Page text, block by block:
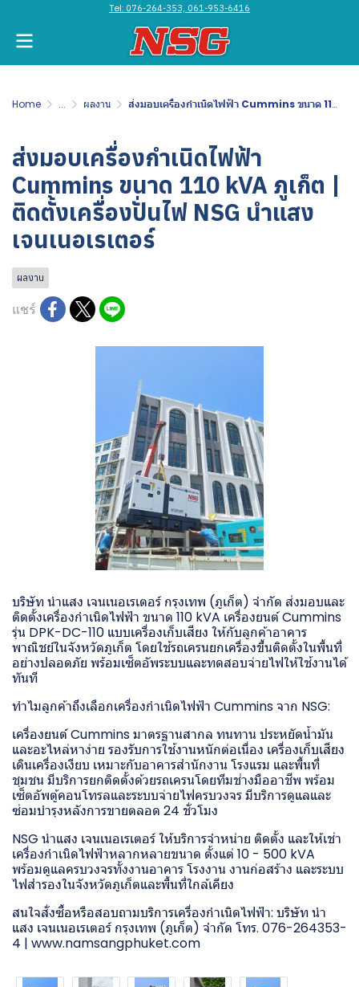
Tel: 076-264-353, 061-953-6416
Home ... ผลงาน ส่งมอบเครื่องกำเนิดไฟฟ้า Cummins ขนาด 110 kVA ภูเก็ต | ติดตั้งเครื่องปั่นไฟ NSG นำแสง เจนเนอเรเตอร์
ส่งมอบเครื่องกำเนิดไฟฟ้า
Cummins ขนาด 110 kVA ภูเก็ต |
ติดตั้งเครื่องปั่นไฟ NSG นำแสง
เจนเนอเรเตอร์
ผลงาน
แชร์
บริษัท นำแสง เจนเนอเรเตอร์ กรุงเทพ (ภูเก็ต) จำกัด ส่งมอบและ
ติดตั้งเครื่องกำเนิดไฟฟ้า ขนาด 110 kVA เครื่องยนต์ Cummins
รุ่น DPK-DC-110 แบบเครื่องเก็บเสียง ให้กับลูกค้าอาคาร
พาณิชย์ในจังหวัดภูเก็ต โดยใช้รถเครนยกเครื่องขึ้นติดตั้งในพื้นที่
อย่างปลอดภัย พร้อมเซ็ตอัพระบบและทดสอบจ่ายไฟให้ใช้งานได้
ทันที
ทำไมลูกค้าถึงเลือกเครื่องกำเนิดไฟฟ้า Cummins จาก NSG:
เครื่องยนต์ Cummins มาตรฐานสากล ทนทาน ประหยัดน้ำมัน
และอะไหล่หาง่าย รองรับการใช้งานหนักต่อเนื่อง เครื่องเก็บเสียง
เดินเครื่องเงียบ เหมาะกับอาคารสำนักงาน โรงแรม และพื้นที่
ชุมชน มีบริการยกติดตั้งด้วยรถเครนโดยทีมช่างมืออาชีพ พร้อม
เซ็ตอัพตู้คอนโทรลและระบบจ่ายไฟครบวงจร มีบริการดูแลและ
ซ่อมบำรุงหลังการขายตลอด 24 ชั่วโมง
NSG นำแสง เจนเนอเรเตอร์ ให้บริการจำหน่าย ติดตั้ง และให้เช่า
เครื่องกำเนิดไฟฟ้าหลากหลายขนาด ตั้งแต่ 10 - 500 kVA
พร้อมดูแลครบวงจรทั้งงานอาคาร โรงงาน งานก่อสร้าง และระบบ
ไฟสำรองในจังหวัดภูเก็ตและพื้นที่ใกล้เคียง
สนใจสั่งซื้อหรือสอบถามบริการเครื่องกำเนิดไฟฟ้า: บริษัท นำ
แสง เจนเนอเรเตอร์ กรุงเทพ (ภูเก็ต) จำกัด โทร. 076-264353-
4 | www.namsangphuket.com